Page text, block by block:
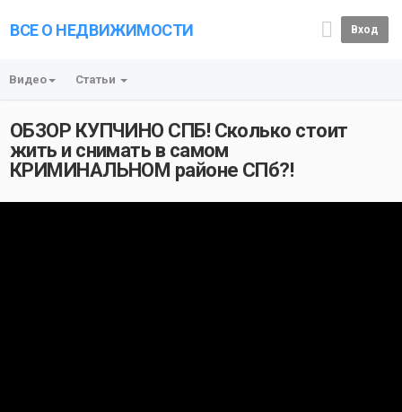
ВСЕ О НЕДВИЖИМОСТИ Вход
Видео Статьи
ОБЗОР КУПЧИНО СПБ! Сколько стоит
жить и снимать в самом
КРИМИНАЛЬНОМ районе СПб?!